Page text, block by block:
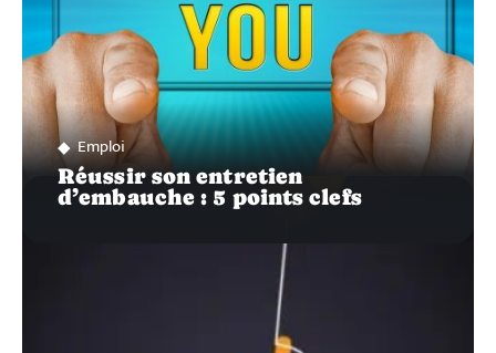
Emploi
Réussir son entretien
d’embauche : 5 points clefs